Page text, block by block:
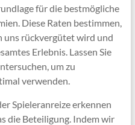
für die bestmögliche
Diese Raten bestimmen,
uns rückvergütet wird und
Erlebnis. Lassen Sie
um zu
verwenden.
Spieleranreize erkennen
die Beteiligung. Indem wir